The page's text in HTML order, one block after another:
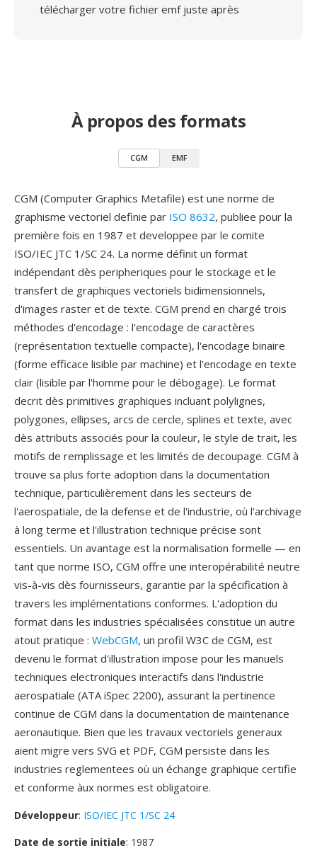
télécharger votre fichier emf juste après
À propos des formats
CGM EMF
CGM (Computer Graphics Metafile) est une norme de
graphisme vectoriel definie par ISO 8632, publiee pour la
première fois en 1987 et developpee par le comite
ISO/IEC JTC 1/SC 24. La norme définit un format
indépendant dès peripheriques pour le stockage et le
transfert de graphiques vectoriels bidimensionnels,
d'images raster et de texte. CGM prend en chargé trois
méthodes d'encodage : l'encodage de caractères
(représentation textuelle compacte), l'encodage binaire
(forme efficace lisible par machine) et l'encodage en texte
clair (lisible par l'homme pour le débogage). Le format
decrit dès primitives graphiques incluant polylignes,
polygones, ellipses, arcs de cercle, splines et texte, avec
dès attributs associés pour la couleur, le style de trait, les
motifs de remplissage et les limités de decoupage. CGM à
trouve sa plus forte adoption dans la documentation
technique, particulièrement dans les secteurs de
l'aerospatiale, de la defense et de l'industrie, où l'archivage
à long terme et l'illustration technique précise sont
essentiels. Un avantage est la normalisation formelle — en
tant que norme ISO, CGM offre une interopérabilité neutre
vis-à-vis dès fournisseurs, garantie par la spécification à
travers les implémentations conformes. L'adoption du
format dans les industries spécialisées constitue un autre
atout pratique : WebCGM, un profil W3C de CGM, est
devenu le format d'illustration impose pour les manuels
techniques electroniques interactifs dans l'industrie
aerospatiale (ATA iSpec 2200), assurant la pertinence
continue de CGM dans la documentation de maintenance
aeronautique. Bien que les travaux vectoriels generaux
aient migre vers SVG et PDF, CGM persiste dans les
industries reglementees où un échange graphique certifie
et conforme àux normes est obligatoire.
Développeur: ISO/IEC JTC 1/SC 24
Date de sortie initiale: 1987